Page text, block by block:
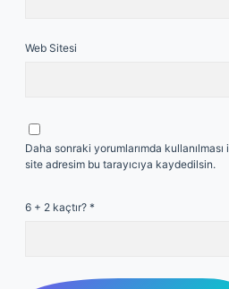
Web Sitesi
Daha sonraki yorumlarımda
site adresim bu tarayıcıya kaydedilsin.
6 + 2 kaçtır? *